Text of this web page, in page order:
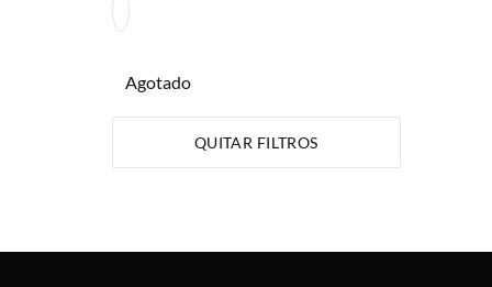
Agotado
QUITAR FILTROS